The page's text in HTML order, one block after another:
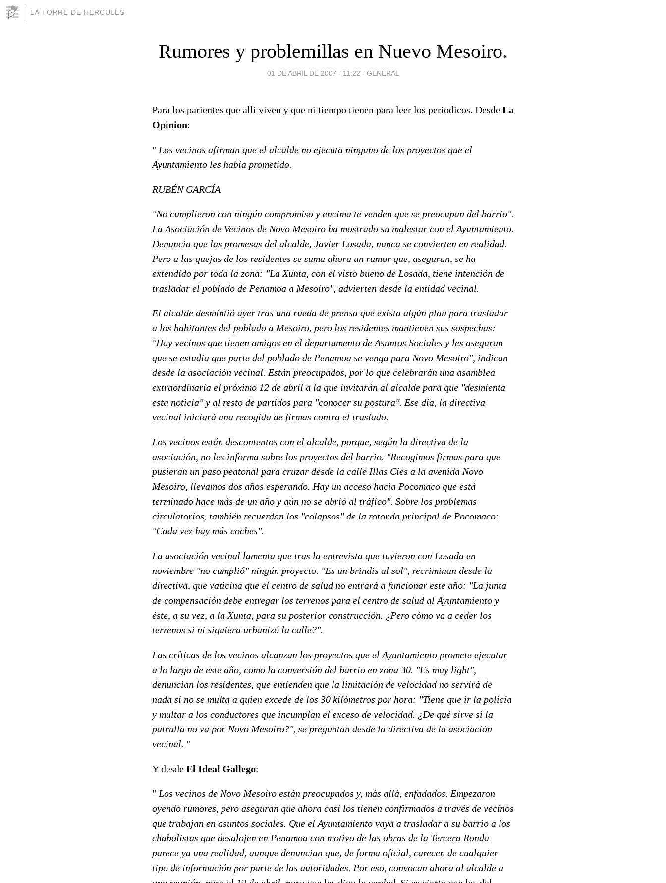
LA TORRE DE HERCULES
Rumores y problemillas en Nuevo Mesoiro.
01 DE ABRIL DE 2007 - 11:22 - GENERAL
Para los parientes que alli viven y que ni tiempo tienen para leer los periodicos. Desde La
Opinion:
" Los vecinos afirman que el alcalde no ejecuta ninguno de los proyectos que el
Ayuntamiento les había prometido.
RUBÉN GARCÍA
"No cumplieron con ningún compromiso y encima te venden que se preocupan del barrio".
La Asociación de Vecinos de Novo Mesoiro ha mostrado su malestar con el Ayuntamiento.
Denuncia que las promesas del alcalde, Javier Losada, nunca se convierten en realidad.
Pero a las quejas de los residentes se suma ahora un rumor que, aseguran, se ha
extendido por toda la zona: "La Xunta, con el visto bueno de Losada, tiene intención de
trasladar el poblado de Penamoa a Mesoiro", advierten desde la entidad vecinal.
El alcalde desmintió ayer tras una rueda de prensa que exista algún plan para trasladar
a los habitantes del poblado a Mesoiro, pero los residentes mantienen sus sospechas:
"Hay vecinos que tienen amigos en el departamento de Asuntos Sociales y les aseguran
que se estudia que parte del poblado de Penamoa se venga para Novo Mesoiro", indican
desde la asociación vecinal. Están preocupados, por lo que celebrarán una asamblea
extraordinaria el próximo 12 de abril a la que invitarán al alcalde para que "desmienta
esta noticia" y al resto de partidos para "conocer su postura". Ese día, la directiva
vecinal iniciará una recogida de firmas contra el traslado.
Los vecinos están descontentos con el alcalde, porque, según la directiva de la
asociación, no les informa sobre los proyectos del barrio. "Recogimos firmas para que
pusieran un paso peatonal para cruzar desde la calle Illas Cíes a la avenida Novo
Mesoiro, llevamos dos años esperando. Hay un acceso hacia Pocomaco que está
terminado hace más de un año y aún no se abrió al tráfico". Sobre los problemas
circulatorios, también recuerdan los "colapsos" de la rotonda principal de Pocomaco:
"Cada vez hay más coches".
La asociación vecinal lamenta que tras la entrevista que tuvieron con Losada en
noviembre "no cumplió" ningún proyecto. "Es un brindis al sol", recriminan desde la
directiva, que vaticina que el centro de salud no entrará a funcionar este año: "La junta
de compensación debe entregar los terrenos para el centro de salud al Ayuntamiento y
éste, a su vez, a la Xunta, para su posterior construcción. ¿Pero cómo va a ceder los
terrenos si ni siquiera urbanizó la calle?".
Las críticas de los vecinos alcanzan los proyectos que el Ayuntamiento promete ejecutar
a lo largo de este año, como la conversión del barrio en zona 30. "Es muy light",
denuncian los residentes, que entienden que la limitación de velocidad no servirá de
nada si no se multa a quien excede de los 30 kilómetros por hora: "Tiene que ir la policía
y multar a los conductores que incumplan el exceso de velocidad. ¿De qué sirve si la
patrulla no va por Novo Mesoiro?", se preguntan desde la directiva de la asociación
vecinal. "
Y desde El Ideal Gallego:
" Los vecinos de Novo Mesoiro están preocupados y, más allá, enfadados. Empezaron
oyendo rumores, pero aseguran que ahora casi los tienen confirmados a través de vecinos
que trabajan en asuntos sociales. Que el Ayuntamiento vaya a trasladar a su barrio a los
chabolistas que desalojen en Penamoa con motivo de las obras de la Tercera Ronda
parece ya una realidad, aunque denuncian que, de forma oficial, carecen de cualquier
tipo de información por parte de las autoridades. Por eso, convocan ahora al alcalde a